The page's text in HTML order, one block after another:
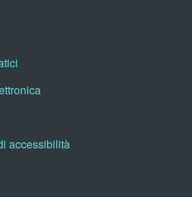
accessibilità